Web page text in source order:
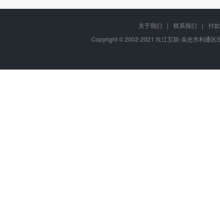
关于我们 | 联系我们 |
付
Copyright © 2002-2021 玖江互联-吴忠市利通